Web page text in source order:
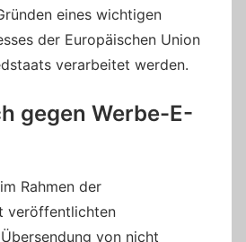
eines wichtigen
der Europäischen Union
verarbeitet werden.
gegen Werbe-E-
Rahmen der
veröffentlichten
von nicht